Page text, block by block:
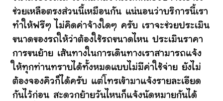
ช่วยเหลือตรงส่วนนี้เหมือนกัน แน่นอนว่าบริการนี้เรา
ทำให้ฟรีๆ ไม่คิดค่าจ้างใดๆ ครับ เราจะช่วยประเมิน
ขนาดของรถให้ว่าต้องใช้รถขนาดไหน ประเมินราคา
การขนย้าย เส้นทางในการเดินทางเราสามารถแจ้ง
ให้ทุกท่านทราบได้ทั้งหมดแบบไม่มีค่าใช้จ่าย ยังไม่
ต้องจองคิวก็ได้ครับ แต่โทรเข้ามาแจ้งรายละเอียด
กันไว้ก่อน สะดวกย้ายวันไหนก็แจ้งนัดหมายกันได้